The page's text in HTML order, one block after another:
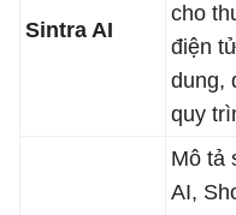
Sintra AI
cho
điện
dung,
quy
Mô tả
AI,